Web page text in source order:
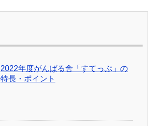
2022年度がんばる舎「すてっぷ」の
特長・ポイント